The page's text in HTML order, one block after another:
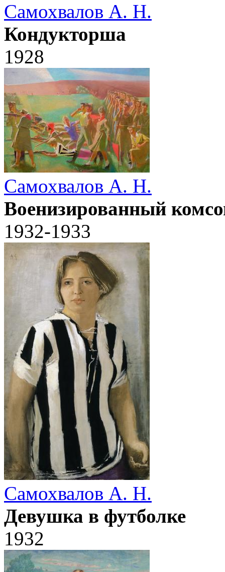
Самохвалов А. Н.
Кондукторша
1928
Самохвалов А. Н.
Военизированный
1932-1933
Самохвалов А. Н.
Девушка в футболке
1932